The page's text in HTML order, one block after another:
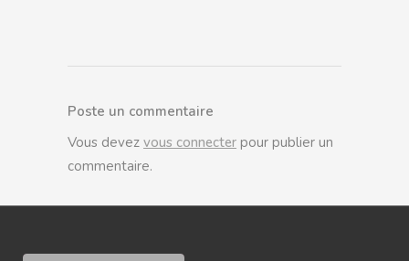
Poste un commentaire
Vous devez vous connecter pour publier un
commentaire.